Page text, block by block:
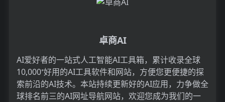
卓商AI
AI爱好者的一站式人工智能AI工具箱，累计收录全球
10,000⁺好用的AI工具软件和网站，方便您更便捷的探
索前沿的AI技术。本站持续更新好的AI应用，力争做全
球排名前三的AI网址导航网站，欢迎您成为我们的一